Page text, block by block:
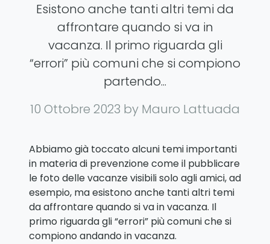
Esistono anche tanti altri temi da
affrontare quando si va in
vacanza. Il primo riguarda gli
“errori” più comuni che si compiono
partendo...
10 Ottobre 2023 by Mauro Lattuada
Abbiamo già toccato alcuni temi importanti
in materia di prevenzione come il pubblicare
le foto delle vacanze visibili solo agli amici, ad
esempio, ma esistono anche tanti altri temi
da affrontare quando si va in vacanza. Il
primo riguarda gli “errori” più comuni che si
compiono andando in vacanza.